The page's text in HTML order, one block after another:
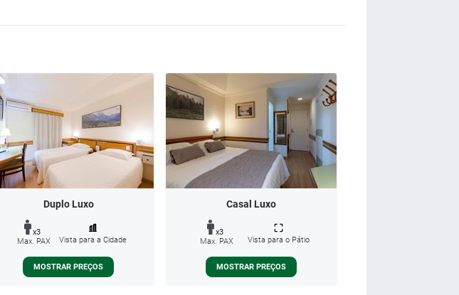
Duplo Luxo
x3
Max. PAX
Vista para a Cidade
MOSTRAR PREÇOS
Casal Luxo
x3
Max. PAX
Vista para o Pátio
MOSTRAR PREÇOS